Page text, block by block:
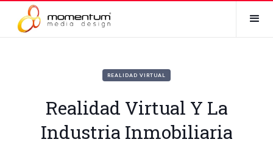
REALIDAD VIRTUAL
Realidad Virtual Y La
Industria Inmobiliaria